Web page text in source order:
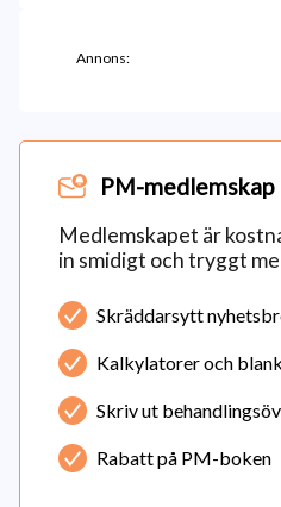
Annons:
PM-medlemskap
Medlemskapet är
in smidigt och tryggt
Skräddarsytt
Kalkylatorer och
Skriv ut
Rabatt på PM-boken